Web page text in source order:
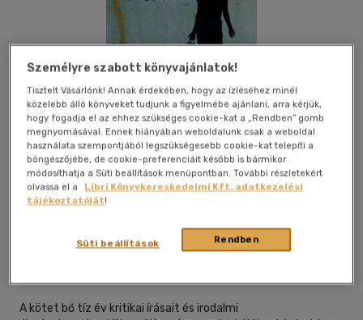
Kívánságlistához adom
magyar nyelvű|füles, kartonált
A kötet bő tíz év kritikai írásait és irodalmi
Személyre szabott könyvajánlatok!
Tisztelt Vásárlónk! Annak érdekében, hogy az ízléséhez minél
közelebb álló könyveket tudjunk a figyelmébe ajánlani, arra kérjük,
hogy fogadja el az ehhez szükséges cookie-kat a „Rendben” gomb
megnyomásával. Ennek hiányában weboldalunk csak a weboldal
használata szempontjából legszükségesebb cookie-kat telepíti a
böngészőjébe, de cookie-preferenciáit később is bármikor
módosíthatja a Süti beállítások menüpontban. További részletekért
olvassa el a
Libri Könyvkereskedelmi Kft. adatkezelési
tájékoztatóját!
Rendben
Süti beállítások